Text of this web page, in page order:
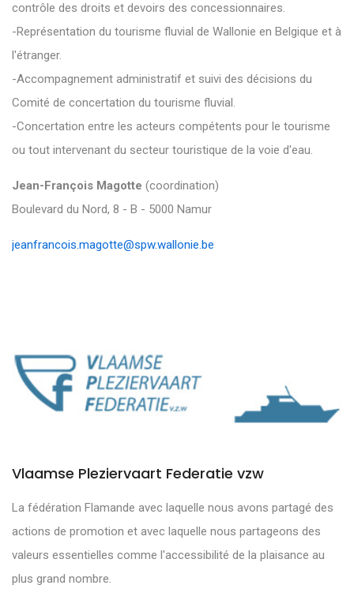
contrôle des droits et devoirs des concessionnaires.
-Représentation du tourisme fluvial de Wallonie en Belgique et à
l'étranger.
-Accompagnement administratif et suivi des décisions du
Comité de concertation du tourisme fluvial.
-Concertation entre les acteurs compétents pour le tourisme
ou tout intervenant du secteur touristique de la voie d'eau.
Jean-François Magotte (coordination)
Boulevard du Nord, 8 - B - 5000 Namur
jeanfrancois.magotte@spw.wallonie.be
Vlaamse Pleziervaart Federatie vzw
La fédération Flamande avec laquelle nous avons partagé des
actions de promotion et avec laquelle nous partageons des
valeurs essentielles comme l'accessibilité de la plaisance au
plus grand nombre.